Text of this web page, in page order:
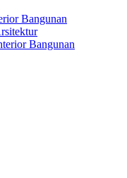
Bangunan
Bangunan